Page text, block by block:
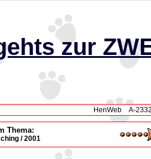
zur
HenWeb A-
Thema:
/ 2001